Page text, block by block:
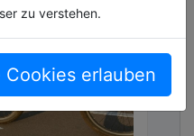
zu verstehen.
erlauben